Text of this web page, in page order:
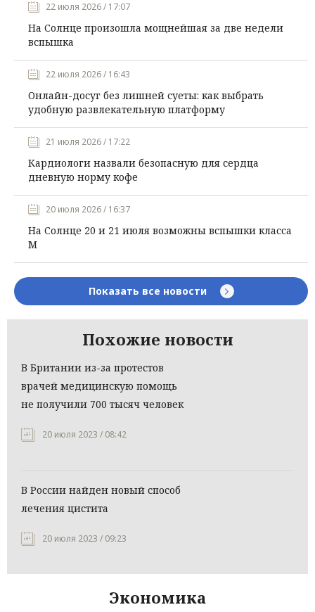
22 июля 2026 / 17:07
На Солнце произошла мощнейшая за две недели
вспышка
22 июля 2026 / 16:43
Онлайн-досуг без лишней суеты: как выбрать
удобную развлекательную платформу
21 июля 2026 / 17:22
Кардиологи назвали безопасную для сердца
дневную норму кофе
20 июля 2026 / 16:37
На Солнце 20 и 21 июля возможны вспышки класса
М
Показать все новости
Похожие новости
В Британии из-за протестов
врачей медицинскую помощь
не получили 700 тысяч человек
20 июля 2023 / 08:42
В России найден новый способ
лечения цистита
20 июля 2023 / 09:23
Экономика